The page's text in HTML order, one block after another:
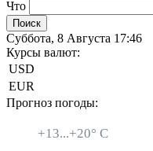
Что
Суббота, 8 Августа 17:46
Курсы валют:
USD
EUR
Прогноз погоды:
+13...+20° C